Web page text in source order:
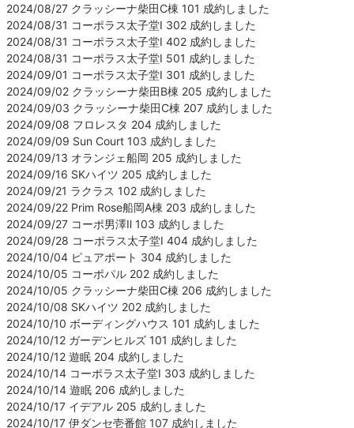
2024/08/27 クラッシーナ柴田C棟 101 成約しました
2024/08/31 コーポラス太子堂Ⅰ 302 成約しました
2024/08/31 コーポラス太子堂Ⅰ 402 成約しました
2024/08/31 コーポラス太子堂Ⅰ 501 成約しました
2024/09/01 コーポラス太子堂Ⅰ 301 成約しました
2024/09/02 クラッシーナ柴田B棟 205 成約しました
2024/09/03 クラッシーナ柴田C棟 207 成約しました
2024/09/08 フロレスタ 204 成約しました
2024/09/09 Sun Court 103 成約しました
2024/09/13 オランジェ船岡 205 成約しました
2024/09/16 SKハイツ 205 成約しました
2024/09/21 ラクラス 102 成約しました
2024/09/22 Prim Rose船岡A棟 203 成約しました
2024/09/27 コーポ男澤Ⅱ 103 成約しました
2024/09/28 コーポラス太子堂Ⅰ 404 成約しました
2024/10/04 ピュアポート 304 成約しました
2024/10/05 コーポパル 202 成約しました
2024/10/05 クラッシーナ柴田C棟 206 成約しました
2024/10/08 SKハイツ 202 成約しました
2024/10/10 ボーディングハウス 101 成約しました
2024/10/12 ガーデンヒルズ 101 成約しました
2024/10/12 遊眠 204 成約しました
2024/10/14 コーポラス太子堂Ⅰ 303 成約しました
2024/10/14 遊眠 206 成約しました
2024/10/17 イデアル 205 成約しました
2024/10/17 伊ダンセ壱番館 107 成約しました